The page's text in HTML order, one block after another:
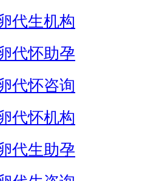
代生机构
代怀助孕
代怀咨询
代怀机构
代生助孕